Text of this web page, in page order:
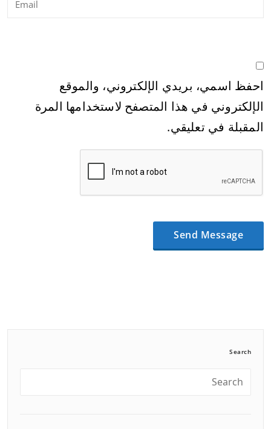
احفظ اسمي، بريدي الإلكتروني، والموقع
الإلكتروني في هذا المتصفح لاستخدامها المرة
المقبلة في تعليقي.
Search